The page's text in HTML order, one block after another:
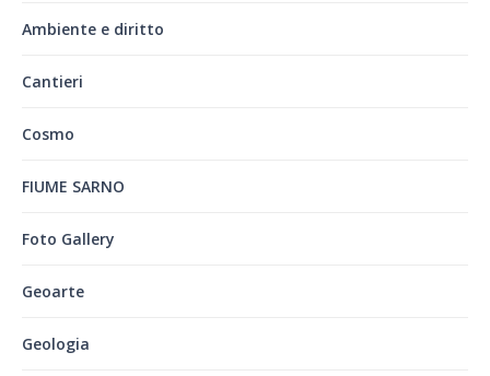
Ambiente e diritto
Cantieri
Cosmo
FIUME SARNO
Foto Gallery
Geoarte
Geologia